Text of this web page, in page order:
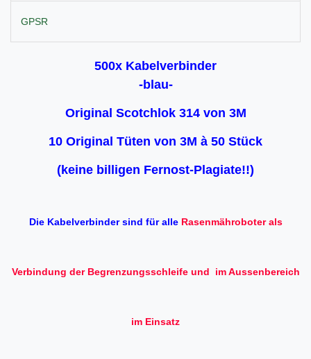
GPSR
500x Kabelverbinder
-blau-
Original Scotchlok 314 von 3M
10 Original Tüten von 3M à 50 Stück
(keine billigen Fernost-Plagiate!!)
Die Kabelverbinder sind für alle Rasenmähroboter als
Verbindung der Begrenzungsschleife und im Aussenbereich
im Einsatz